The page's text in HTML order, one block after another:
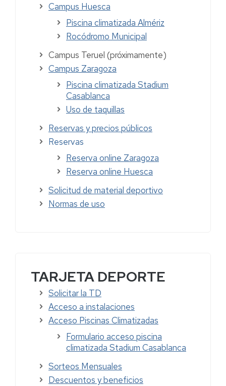
Campus Huesca
Piscina climatizada Almériz
Rocódromo Municipal
Campus Teruel (próximamente)
Campus Zaragoza
Piscina climatizada Stadium
Casablanca
Uso de taquillas
Reservas y precios públicos
Reservas
Reserva online Zaragoza
Reserva online Huesca
Solicitud de material deportivo
Normas de uso
TARJETA DEPORTE
Solicitar la TD
Acceso a instalaciones
Acceso Piscinas Climatizadas
Formulario acceso piscina
climatizada Stadium Casablanca
Sorteos Mensuales
Descuentos y beneficios